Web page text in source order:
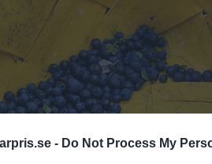
- Do Not Process My